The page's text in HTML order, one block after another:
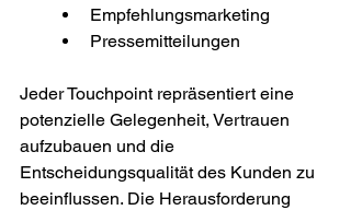
Empfehlungsmarketing
Pressemitteilungen
Jeder Touchpoint repräsentiert eine
potenzielle Gelegenheit, Vertrauen
aufzubauen und die
Entscheidungsqualität des Kunden zu
beeinflussen. Die Herausforderung